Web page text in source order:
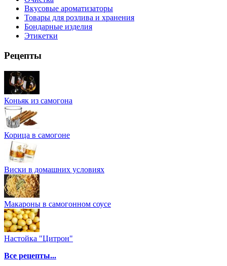
Вкусовые ароматизаторы
Товары для розлива и хранения
Бондарные изделия
Этикетки
Рецепты
Коньяк из самогона
Корица в самогоне
Виски в домашних условиях
Макароны в самогонном соусе
Настойка "Цитрон"
Все рецепты...